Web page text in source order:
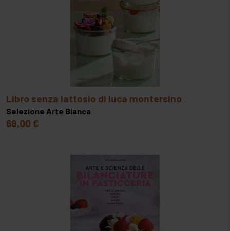
libro senza lattosio di luca montersino
Selezione Arte Bianca
69,00 €